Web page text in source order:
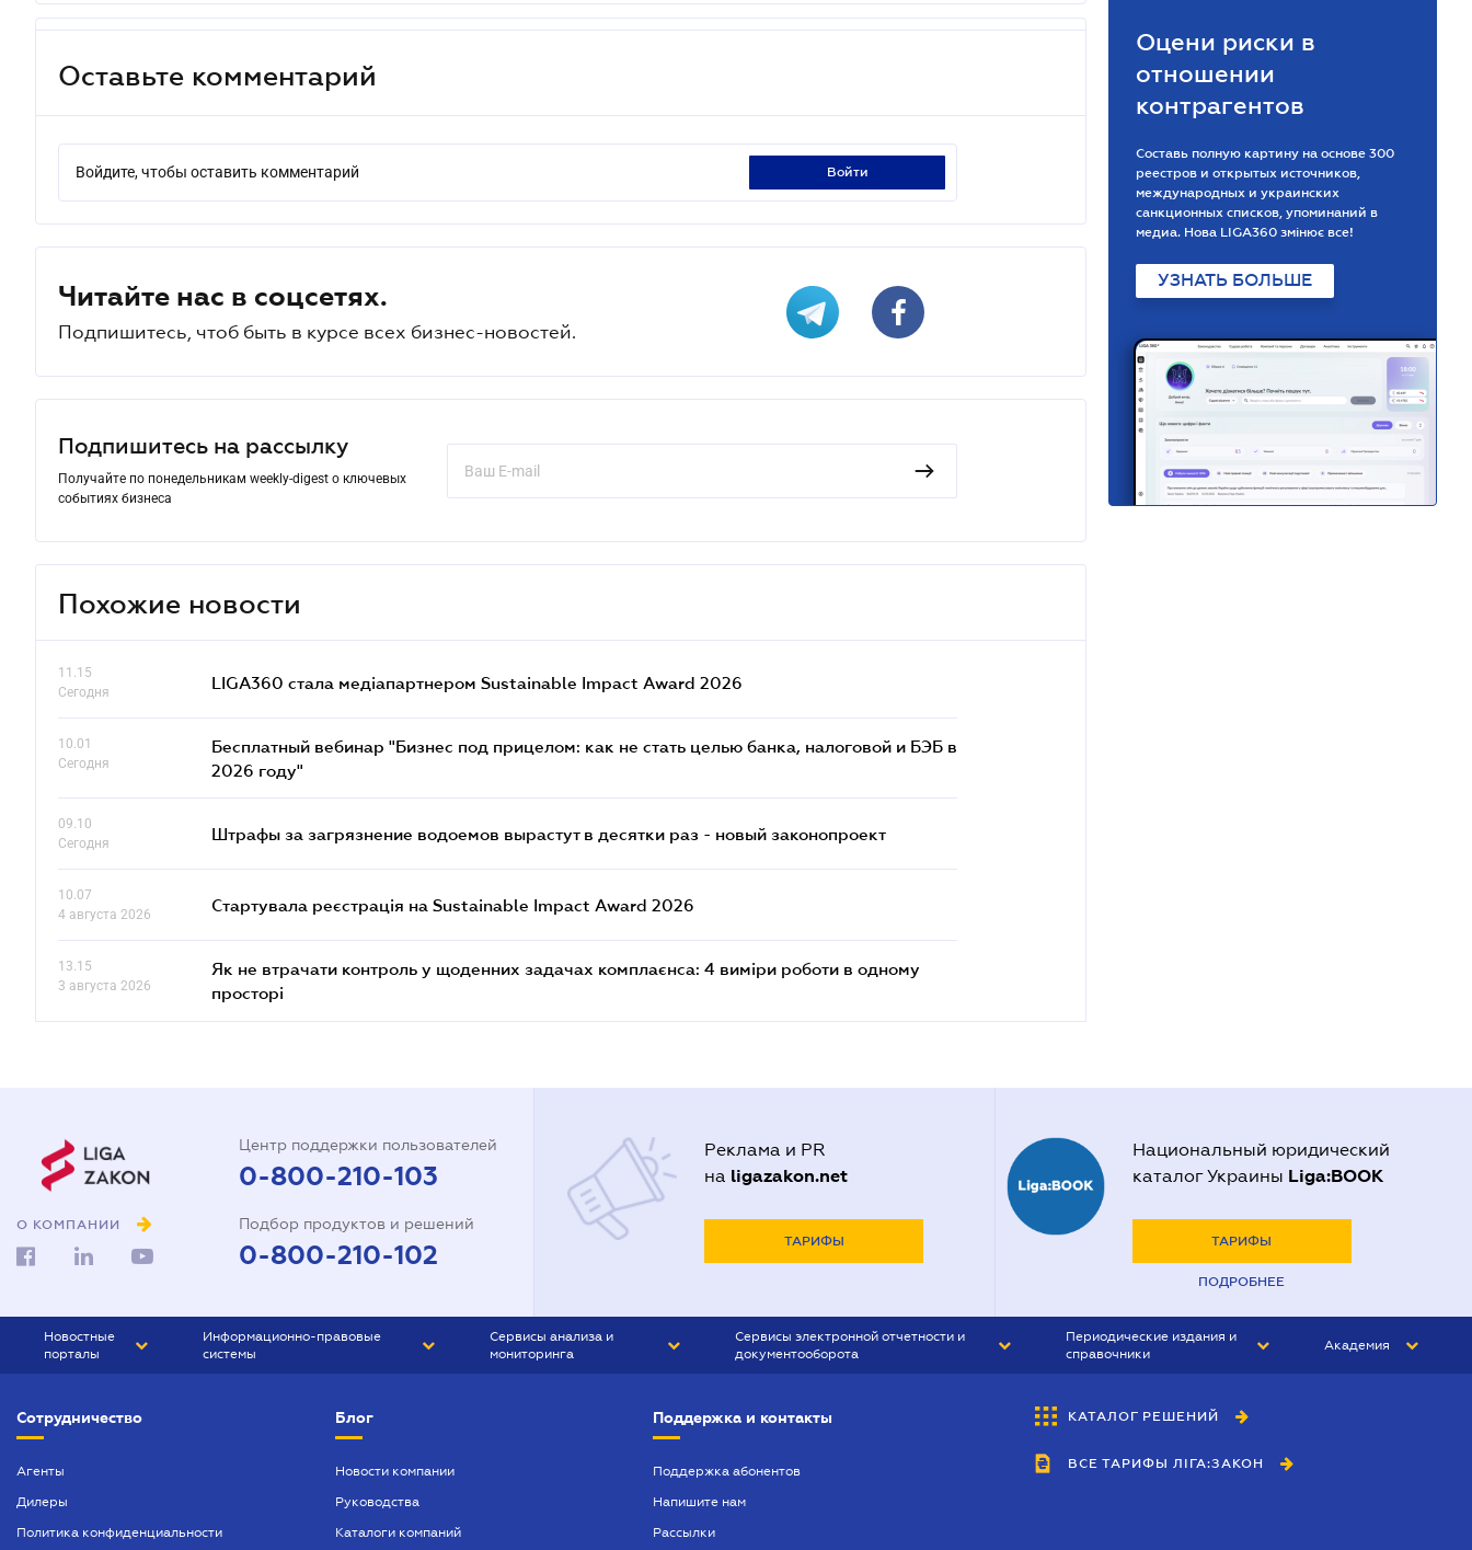
Оставьте комментарий
Войдите, чтобы оставить комментарий войти
Читайте нас в соцсетях.
Подпишитесь, чтоб быть в курсе всех бизнес-новостей.
Подпишитесь на рассылку
Получайте по понедельникам weekly-digest о ключевых
событиях бизнеса
Похожие новости
11.15
Сегодня
LIGA360 стала медіапартнером Sustainable Impact Award 2026
10.01
Сегодня
Бесплатный вебинар "Бизнес под прицелом: как не стать целью банка, налоговой и БЭБ в
2026 году"
09.10
Сегодня
Штрафы за загрязнение водоемов вырастут в десятки раз - новый законопроект
10.07
4 августа 2026
Стартувала реєстрація на Sustainable Impact Award 2026
13.15
3 августа 2026
Як не втрачати контроль у щоденних задачах комплаєнса: 4 виміри роботи в одному
просторі
Оцени риски в
отношении
контрагентов
Составь полную картину на основе 300
реестров и открытых источников,
международных и украинских
санкционных списков, упоминаний в
медиа. Нова LIGA360 змінює все!
УЗНАТЬ БОЛЬШЕ
О КОМПАНИИ
Центр поддержки пользователей
0-800-210-103
Подбор продуктов и решений
0-800-210-102
Реклама и PR
на ligazakon.net
ТАРИФЫ
Национальный юридический
каталог Украины Liga:BOOK
ТАРИФЫ
ПОДРОБНЕЕ
Новостные
порталы
БИЗНЕС
Информационно-правовые
системы
БУХГАЛТЕР ПРОФ
ЮРИСТ ПРОФ
Сервисы анализа и
мониторинга
Сервисы электронной отчетности и
документооборота
Периодические издания и
справочники
БУХГАЛТЕР&ЗАКОН
ВЕСТНИК МСФО
Академия
Сотрудничество
Агенты
Дилеры
Политика конфиденциальности
Блог
Новости компании
Руководства
Каталоги компаний
Поддержка и контакты
Поддержка абонентов
Напишите нам
Рассылки
КАТАЛОГ РЕШЕНИЙ
ВСЕ ТАРИФЫ ЛІГА:ЗАКОН